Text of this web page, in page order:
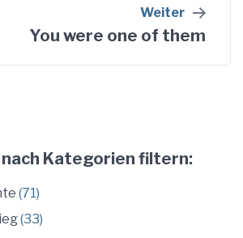
Weiter
You were one of them
Kategorien filtern:
(71)
(33)